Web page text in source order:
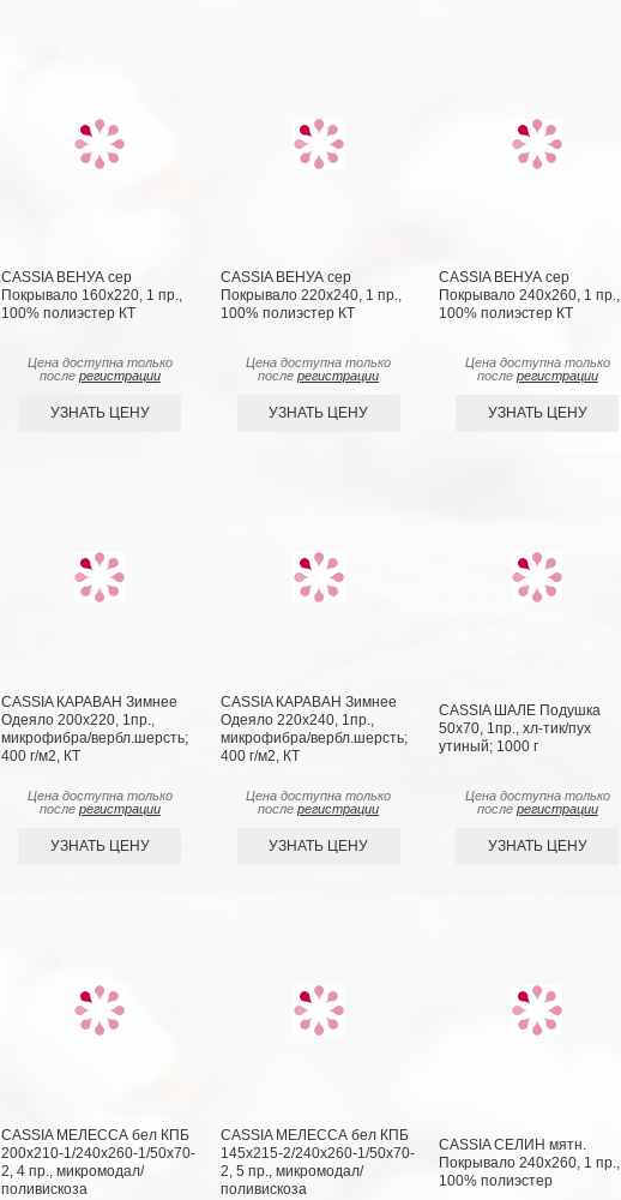
CASSIA ВЕНУА сер
Покрывало 160х220, 1 пр.,
100% полиэстер КТ
Цена доступна только
после регистрации
УЗНАТЬ ЦЕНУ
CASSIA ВЕНУА сер
Покрывало 220х240, 1 пр.,
100% полиэстер КТ
Цена доступна только
послерегистрации
УЗНАТЬ ЦЕНУ
CASSIA ВЕНУА сер
Покрывало 240х260, 1 пр.,
100% полиэстер КТ
Цена доступна только
после регистрации
УЗНАТЬ ЦЕНУ
CASSIA КАРАВАН Зимнее
Одеяло 200х220, 1пр.,
микрофибра/вербл.шерсть;
400 г/м2, КТ
Цена доступна только
после регистрации
УЗНАТЬ ЦЕНУ
CASSIA КАРАВАН Зимнее
Одеяло 220х240, 1пр.,
микрофибра/вербл.шерсть;
400 г/м2, КТ
Цена доступна только
послерегистрации
УЗНАТЬ ЦЕНУ
CASSIA ШАЛЕ Подушка
50х70, 1пр., хл-тик/пух
утиный; 1000 г
Цена доступна только
после регистрации
УЗНАТЬ ЦЕНУ
CASSIA МЕЛЕССА бел КПБ
200х210-1/240х260-1/50х70-
2, 4 пр., микромодал/
поливискоза
CASSIA МЕЛЕССА бел КПБ
145х215-2/240х260-1/50х70-
2, 5 пр., микромодал/
поливискоза
CASSIA СЕЛИН мятн.
Покрывало 240х260, 1 пр.,
100% полиэстер